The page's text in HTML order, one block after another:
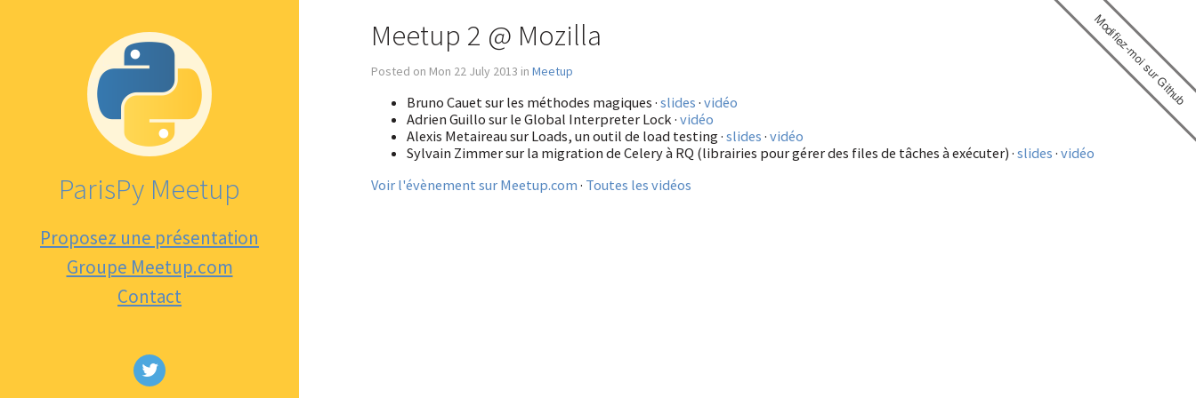
Modifiez-moi sur Github
ParisPy Meetup
Proposez une présentation
Groupe Meetup.com
Contact
Meetup 2 @ Mozilla
Posted on Mon 22 July 2013 in Meetup
Bruno Cauet sur les méthodes magiques · slides · vidéo
Adrien Guillo sur le Global Interpreter Lock · vidéo
Alexis Metaireau sur Loads, un outil de load testing · slides · vidéo
Sylvain Zimmer sur la migration de Celery à RQ (librairies pour gérer des files de tâches à exécuter) · slides · vidéo
Voir l'évènement sur Meetup.com · Toutes les vidéos